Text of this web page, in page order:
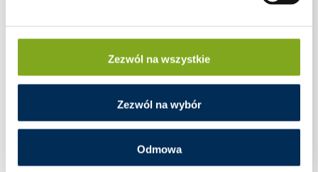
Zezwól na wszystkie
Zezwól na wybór
Odmowa